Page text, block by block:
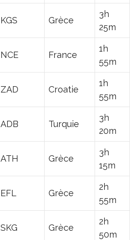
KGS Grèce
3h
25m
NCE France
1h
55m
ZAD Croatie
1h
55m
ADB Turquie
3h
20m
ATH Grèce
3h
15m
EFL Grèce
2h
55m
SKG Grèce
2h
50m